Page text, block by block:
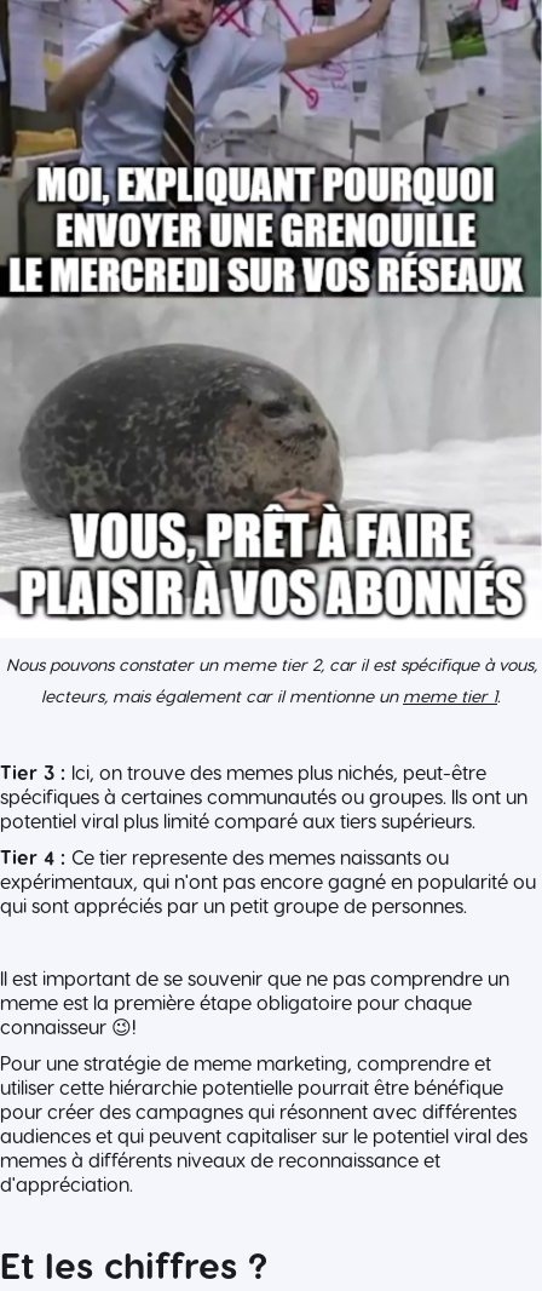
Nous pouvons constater un meme tier 2, car il est spécifique à vous,
lecteurs, mais également car il mentionne un meme tier 1.
Tier 3 : Ici, on trouve des memes plus nichés, peut-être
spécifiques à certaines communautés ou groupes. Ils ont un
potentiel viral plus limité comparé aux tiers supérieurs.
Tier 4 : Ce tier represente des memes naissants ou
expérimentaux, qui n'ont pas encore gagné en popularité ou
qui sont appréciés par un petit groupe de personnes.
Il est important de se souvenir que ne pas comprendre un
meme est la première étape obligatoire pour chaque
connaisseur 😉!
Pour une stratégie de meme marketing, comprendre et
utiliser cette hiérarchie potentielle pourrait être bénéfique
pour créer des campagnes qui résonnent avec différentes
audiences et qui peuvent capitaliser sur le potentiel viral des
memes à différents niveaux de reconnaissance et
d'appréciation.
Et les chiffres ?